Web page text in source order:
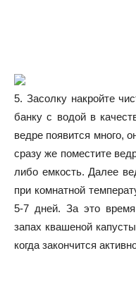
5. Засолку накройте
банку с водой в
ведре появится много,
сразу же поместите
либо емкость. Далее
при комнатной
5-7 дней. За это
запах квашеной
когда закончится